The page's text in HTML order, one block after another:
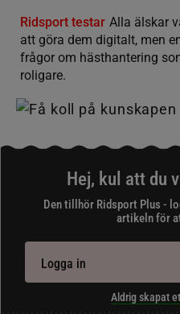
Ridsport testar Alla älskar
att göra dem digitalt, men
frågor om hästhantering
roligare.
Hej, kul att du
Den tillhör Ridsport Plus -
artikeln för
Logga in
Aldrig skapat